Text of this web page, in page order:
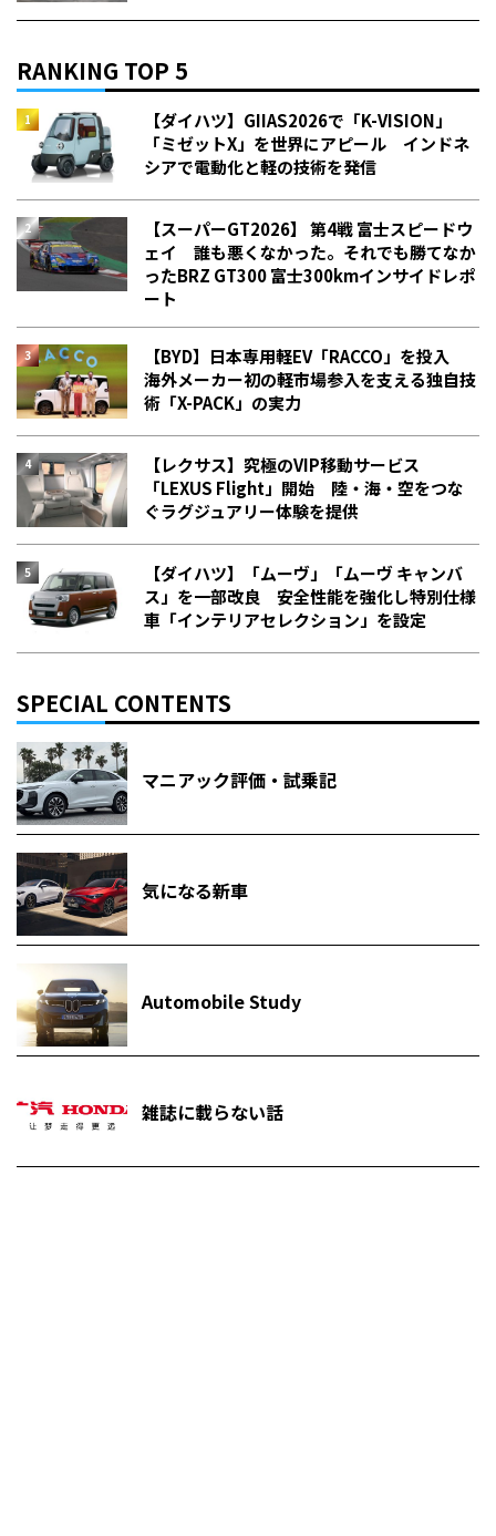
RANKING TOP 5
【ダイハツ】GIIAS2026で「K-VISION」
「ミゼットX」を世界にアピール インドネ
シアで電動化と軽の技術を発信
【スーパーGT2026】 第4戦 富士スピードウ
ェイ 誰も悪くなかった。それでも勝てなか
った――BRZ GT300 富士300kmインサイドレポ
ート
【BYD】日本専用軽EV「RACCO」を投入
海外メーカー初の軽市場参入を支える独自技
術「X-PACK」の実力
【レクサス】究極のVIP移動サービス
「LEXUS Flight」開始 陸・海・空をつな
ぐラグジュアリー体験を提供
【ダイハツ】「ムーヴ」「ムーヴ キャンバ
ス」を一部改良 安全性能を強化し特別仕様
車「インテリアセレクション」を設定
SPECIAL CONTENTS
マニアック評価・試乗記
気になる新車
Automobile Study
雑誌に載らない話